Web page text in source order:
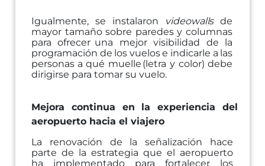
Igualmente, se instalaron videowalls de
mayor tamaño sobre paredes y columnas
para ofrecer una mejor visibilidad de
la
programación de los vuelose indicarle a las
personas a qué muelle (letra y color) debe
dirigirse para tomar su vuelo.
Mejora continua en la experiencia
del
aeropuerto hacia el viajero
La
renovación de la señalización
hace
parte de la estrategia que el aeropuerto
ha
implementado para fortalecer
los